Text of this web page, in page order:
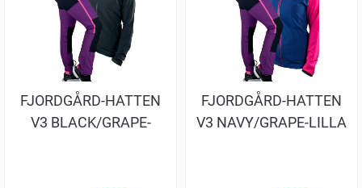
FJORDGÅRD-HATTEN
V3 BLACK/GRAPE-
FJORDGÅRD-HATTEN
V3 NAVY/GRAPE-LILLA